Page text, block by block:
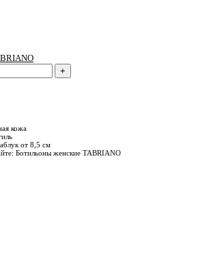
+
кожа
от 8,5 см
Ботильоны женские TABRIANO